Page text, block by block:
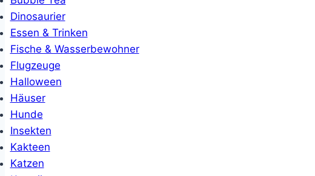
Dinosaurier
Essen & Trinken
Fische & Wasserbewohner
Flugzeuge
Halloween
Häuser
Hunde
Insekten
Kakteen
Katzen